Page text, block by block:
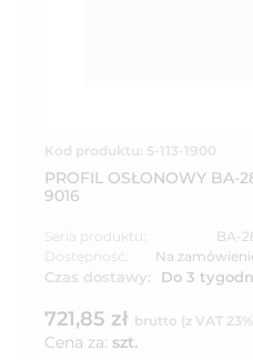
Kod produktu: 5-113-1900
PROFIL OSŁONOWY BA-
9016
Seria produktu:
BA-
Dostępność:
Na
Czas dostawy: Do 3
721,85 zł brutto (z VAT
Cena za: szt.